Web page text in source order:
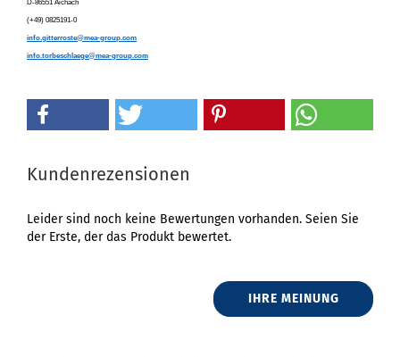
D-86551 Aichach
(+49) 0825191-0
info.gitterroste@mea-group.com
info.torbeschlaege@mea-group.com
Kundenrezensionen
Leider sind noch keine Bewertungen vorhanden. Seien Sie
der Erste, der das Produkt bewertet.
IHRE MEINUNG